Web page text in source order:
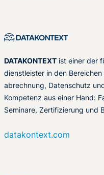
DATAKONTEXT ist einer der
dienstleister in den
abrechnung, Datenschutz
Kompetenz aus einer Hand:
Seminare, Zertifizierung und
datakontext.com